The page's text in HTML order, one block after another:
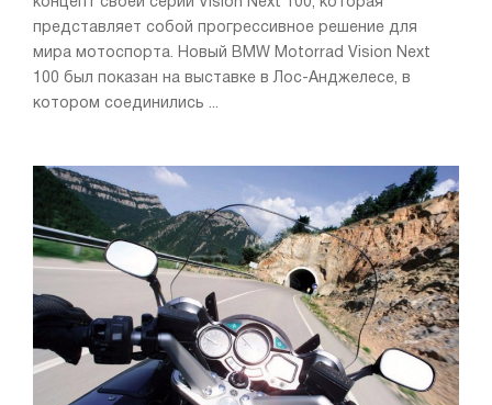
представляет собой прогрессивное решение для
мира мотоспорта. Новый BMW Motorrad Vision Next
100 был показан на выставке в Лос-Анджелесе, в
котором соединились ...